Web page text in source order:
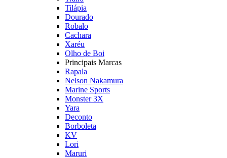
Tilápia
Dourado
Robalo
Cachara
Xaréu
Olho de Boi
Principais Marcas
Rapala
Nelson Nakamura
Marine Sports
Monster 3X
Yara
Deconto
Borboleta
KV
Lori
Maruri